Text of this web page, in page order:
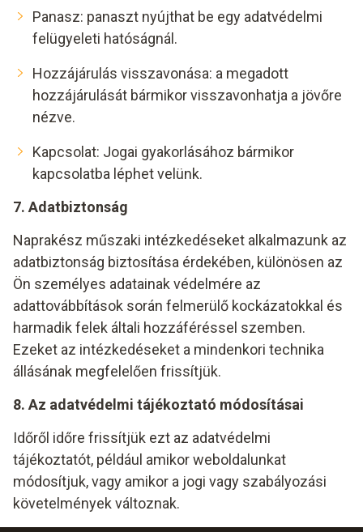
Panasz: panaszt nyújthat be egy adatvédelmi
felügyeleti hatóságnál.
Hozzájárulás visszavonása: a megadott
hozzájárulását bármikor visszavonhatja a jövőre
nézve.
Kapcsolat: Jogai gyakorlásához bármikor
kapcsolatba léphet velünk.
7. Adatbiztonság
Naprakész műszaki intézkedéseket alkalmazunk az
adatbiztonság biztosítása érdekében, különösen az
Ön személyes adatainak védelmére az
adattovábbítások során felmerülő kockázatokkal és
harmadik felek általi hozzáféréssel szemben.
Ezeket az intézkedéseket a mindenkori technika
állásának megfelelően frissítjük.
8. Az adatvédelmi tájékoztató módosításai
Időről időre frissítjük ezt az adatvédelmi
tájékoztatót, például amikor weboldalunkat
módosítjuk, vagy amikor a jogi vagy szabályozási
követelmények változnak.